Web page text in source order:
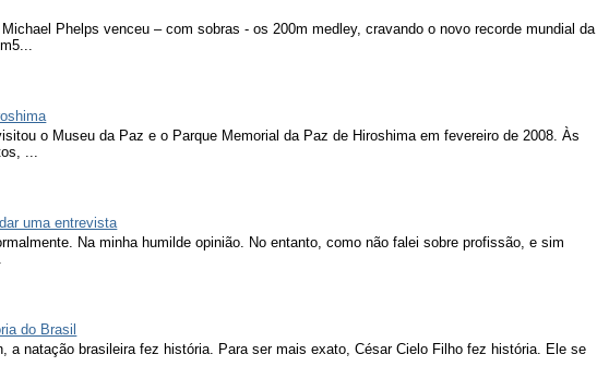
Phelps venceu – com sobras - os 200m medley, cravando o novo recorde mundial da
o Museu da Paz e o Parque Memorial da Paz de Hiroshima em fevereiro de 2008. Às
...
uma entrevista
Na minha humilde opinião. No entanto, como não falei sobre profissão, e sim
do Brasil
a natação brasileira fez história. Para ser mais exato, César Cielo Filho fez história. Ele se